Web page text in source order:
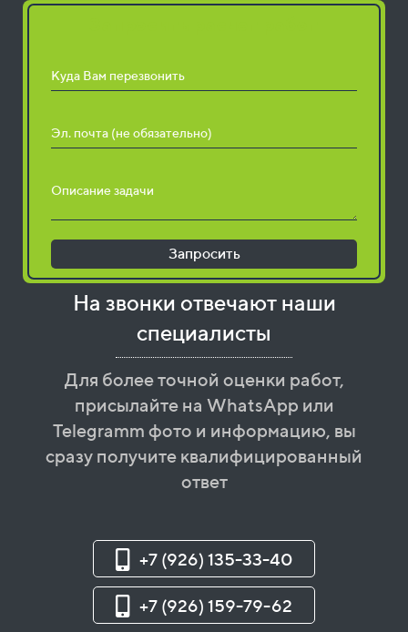
Куда Вам перезвонить
Эл. почта (не обязательно)
Описание задачи
Запросить
На звонки отвечают наши
специалисты
Для более точной оценки работ,
присылайте на WhatsApp или
Telegramm фото и информацию, вы
сразу получите квалифицированный
ответ
+7 (926) 135-33-40
+7 (926) 159-79-62